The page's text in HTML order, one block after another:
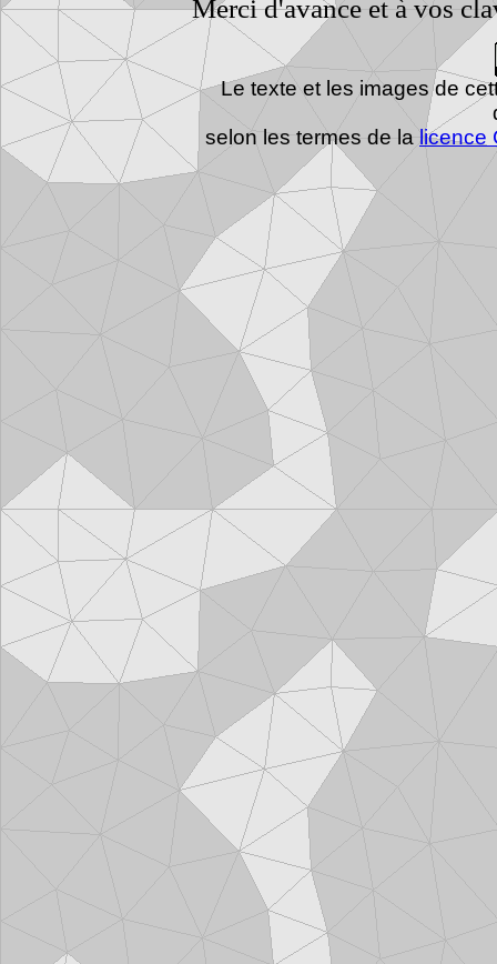
Merci d'avance et à vos
Le texte et les images de
selon les termes de la licence